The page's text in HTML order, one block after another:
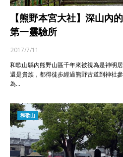
【熊野本宮大社】深山
第一靈驗所
2017/7/11
和歌山縣內熊野山區千年來被視為是神明
還是貴族，都得徒步經過熊野古道到神社
為…
和歌山